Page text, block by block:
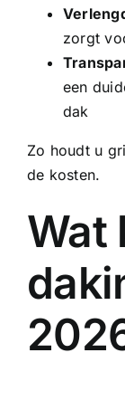
zorgt
een
dak
Zo houdt u
de kosten.
Wat